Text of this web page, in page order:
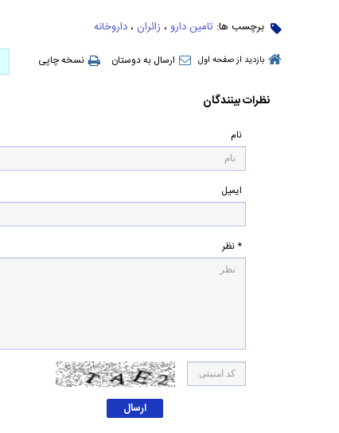
برچسب ها: تامین دارو ، زائران‌ ، داروخانه
بازدید از صفحه اول ارسال به دوستان نسخه چاپی
نظرات بینندگان
نام
ایمیل
* نظر